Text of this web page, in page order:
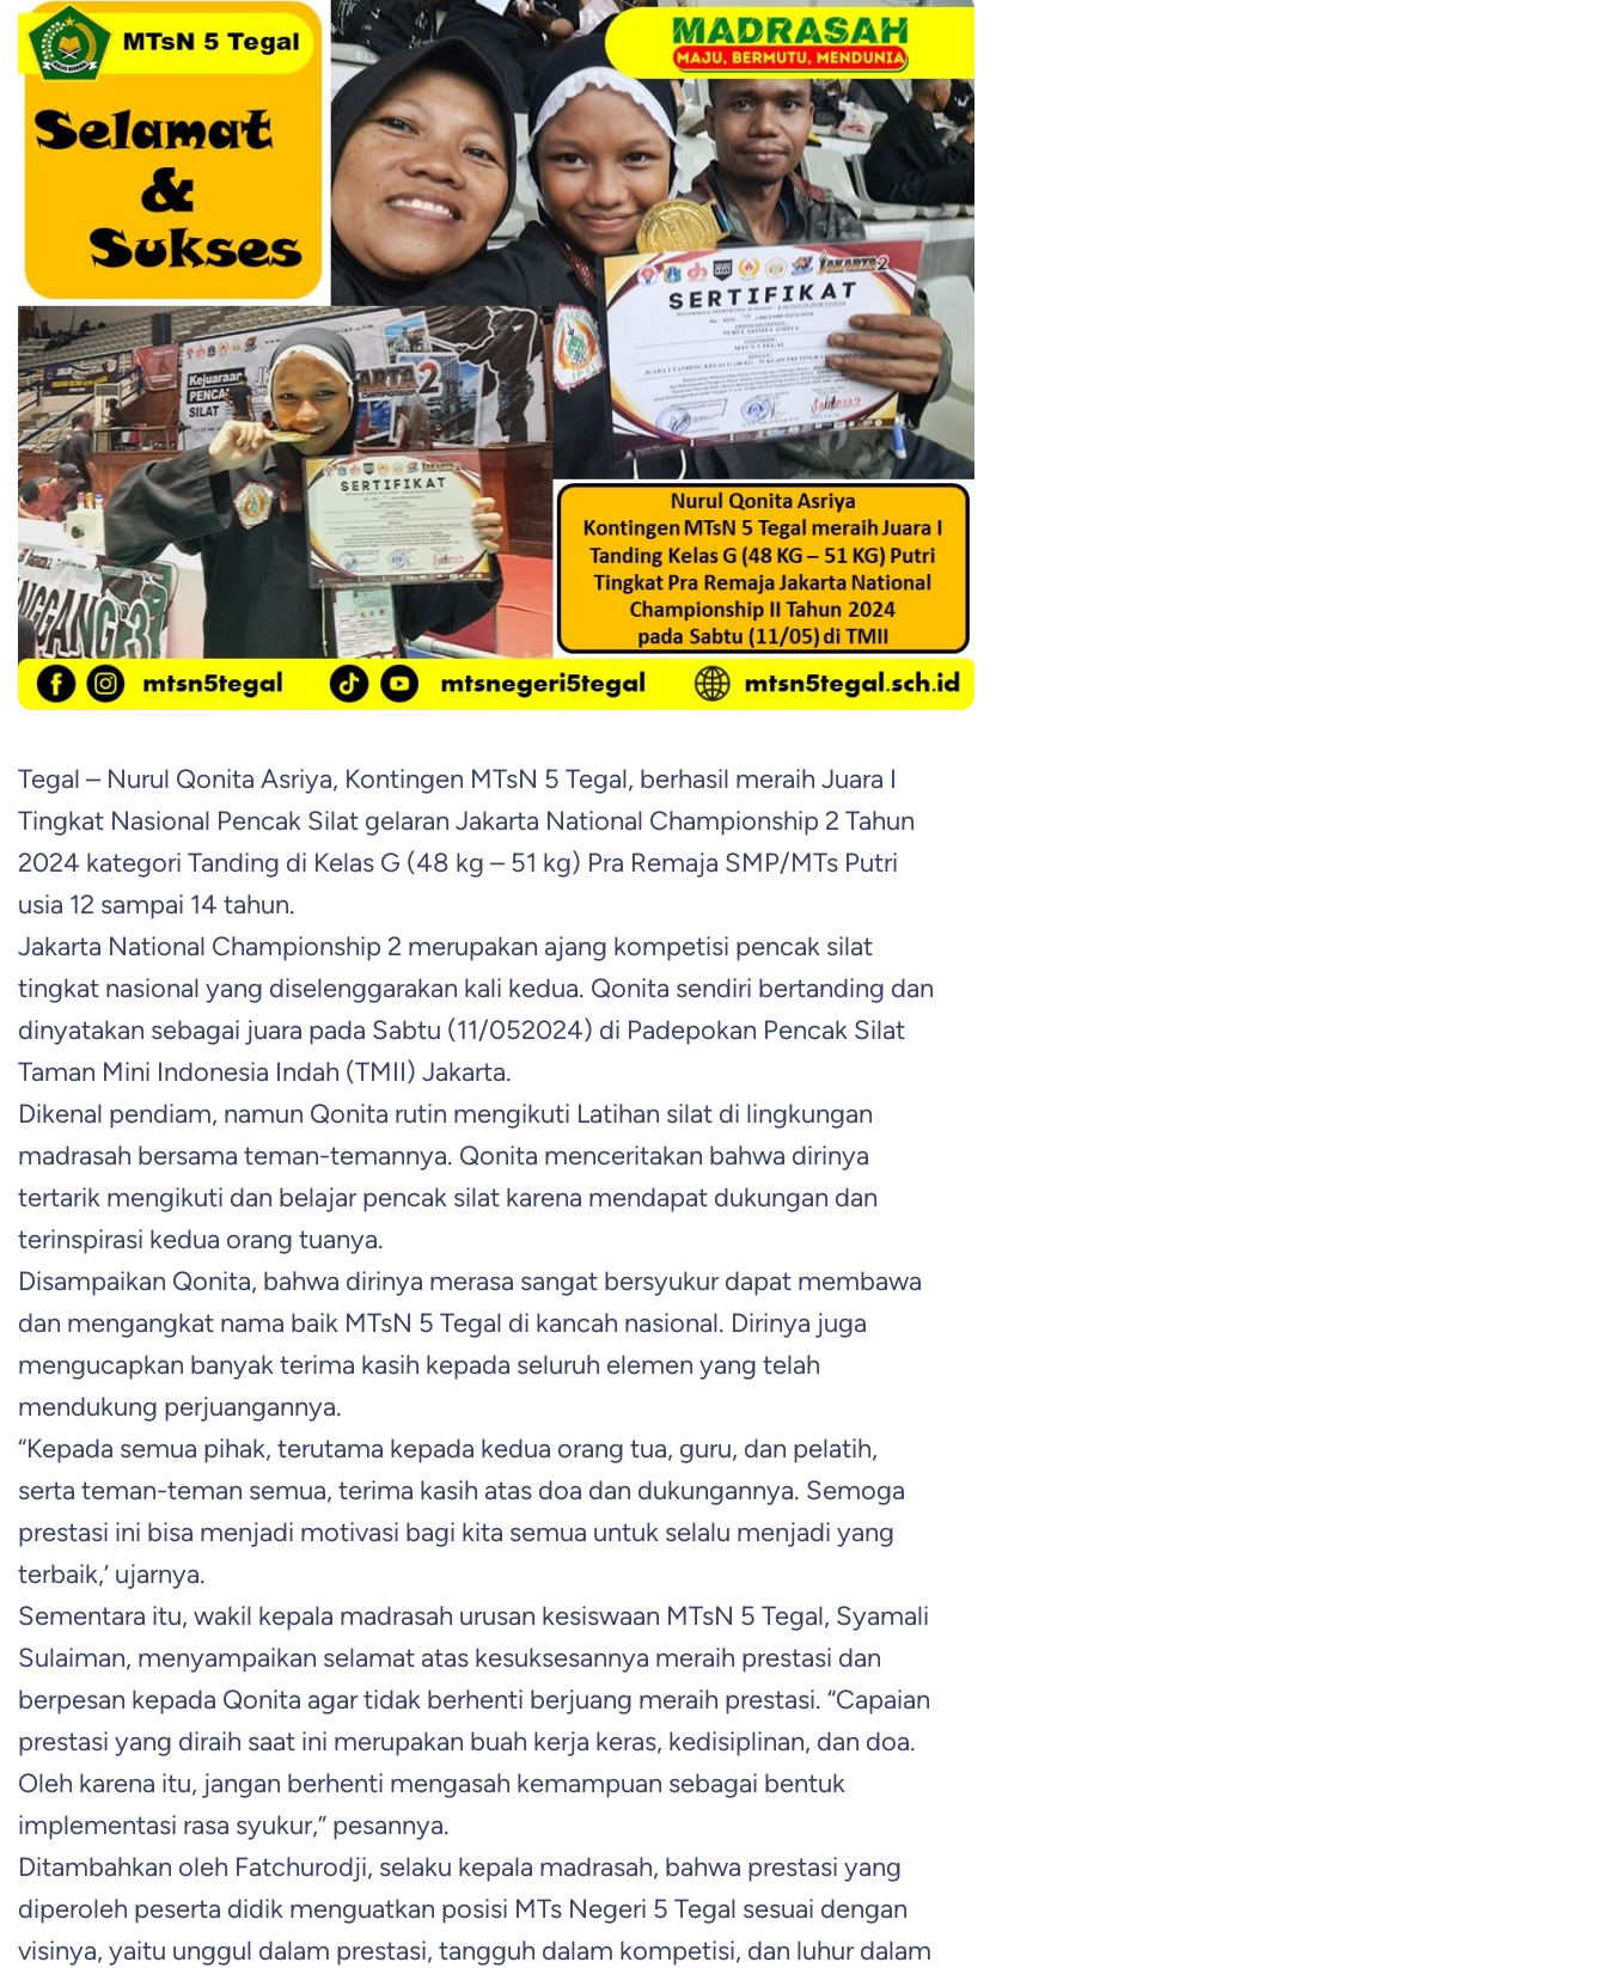
Tegal – Nurul Qonita Asriya, Kontingen MTsN 5 Tegal, berhasil meraih Juara I
Tingkat Nasional Pencak Silat gelaran Jakarta National Championship 2 Tahun
2024 kategori Tanding di Kelas G (48 kg – 51 kg) Pra Remaja SMP/MTs Putri
usia 12 sampai 14 tahun.
Jakarta National Championship 2 merupakan ajang kompetisi pencak silat
tingkat nasional yang diselenggarakan kali kedua. Qonita sendiri bertanding dan
dinyatakan sebagai juara pada Sabtu (11/052024) di Padepokan Pencak Silat
Taman Mini Indonesia Indah (TMII) Jakarta.
Dikenal pendiam, namun Qonita rutin mengikuti Latihan silat di lingkungan
madrasah bersama teman-temannya. Qonita menceritakan bahwa dirinya
tertarik mengikuti dan belajar pencak silat karena mendapat dukungan dan
terinspirasi kedua orang tuanya.
Disampaikan Qonita, bahwa dirinya merasa sangat bersyukur dapat membawa
dan mengangkat nama baik MTsN 5 Tegal di kancah nasional. Dirinya juga
mengucapkan banyak terima kasih kepada seluruh elemen yang telah
mendukung perjuangannya.
“Kepada semua pihak, terutama kepada kedua orang tua, guru, dan pelatih,
serta teman-teman semua, terima kasih atas doa dan dukungannya. Semoga
prestasi ini bisa menjadi motivasi bagi kita semua untuk selalu menjadi yang
terbaik,’ ujarnya.
Sementara itu, wakil kepala madrasah urusan kesiswaan MTsN 5 Tegal, Syamali
Sulaiman, menyampaikan selamat atas kesuksesannya meraih prestasi dan
berpesan kepada Qonita agar tidak berhenti berjuang meraih prestasi. “Capaian
prestasi yang diraih saat ini merupakan buah kerja keras, kedisiplinan, dan doa.
Oleh karena itu, jangan berhenti mengasah kemampuan sebagai bentuk
implementasi rasa syukur,” pesannya.
Ditambahkan oleh Fatchurodji, selaku kepala madrasah, bahwa prestasi yang
diperoleh peserta didik menguatkan posisi MTs Negeri 5 Tegal sesuai dengan
visinya, yaitu unggul dalam prestasi, tangguh dalam kompetisi, dan luhur dalam